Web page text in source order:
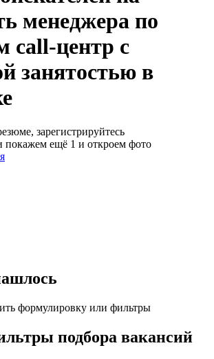
менеджера по
call-центр с
занятостью в
зарегистрируйтесь
покажем ещё 1 и откроем фото
формулировку или фильтры
подбора вакансий